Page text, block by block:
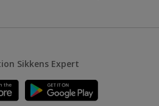
Sikkens Expert